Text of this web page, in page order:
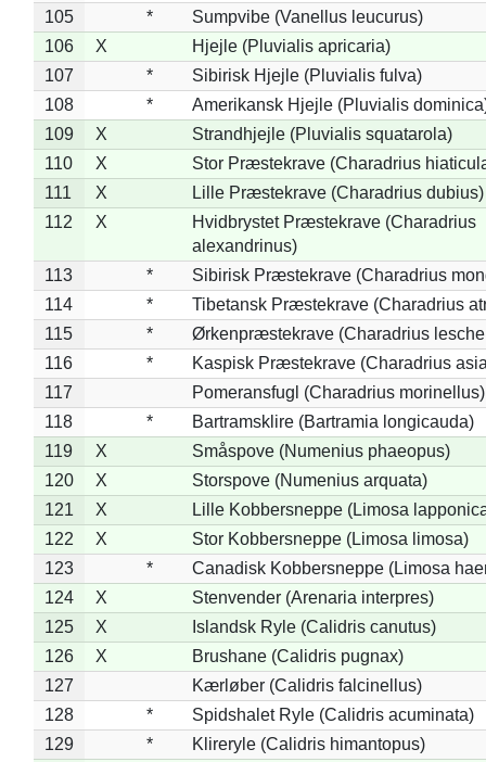
105 *
Sumpvibe (Vanellus leucurus)
106
X
Hjejle (Pluvialis apricaria)
107
*
Sibirisk Hjejle (Pluvialis fulva)
108
*
Amerikansk Hjejle (Pluvialis
109
X
Strandhjejle (Pluvialis squatarola)
110
X
Stor Præstekrave (Charadrius
111
X
Lille Præstekrave (Charadrius dubius)
112
X
Hvidbrystet Præstekrave (Charadrius
alexandrinus)
113
*
Sibirisk Præstekrave (Charadrius
114
*
Tibetansk Præstekrave (Charadrius
115
*
Ørkenpræstekrave (Charadrius
116
*
Kaspisk Præstekrave (Charadrius
117
Pomeransfugl (Charadrius morinellus)
118
*
Bartramsklire (Bartramia longicauda)
119
X
Småspove (Numenius phaeopus)
120
X
Storspove (Numenius arquata)
121
X
Lille Kobbersneppe (Limosa
122
X
Stor Kobbersneppe (Limosa limosa)
123
*
Canadisk Kobbersneppe (Limosa
124
X
Stenvender (Arenaria interpres)
125
X
Islandsk Ryle (Calidris canutus)
126
X
Brushane (Calidris pugnax)
127
Kærløber (Calidris falcinellus)
128
*
Spidshalet Ryle (Calidris acuminata)
129
*
Klireryle (Calidris himantopus)